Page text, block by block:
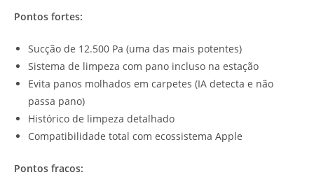
Pontos fortes:
Sucção de 12.500 Pa (uma das mais potentes)
Sistema de limpeza com pano incluso na estação
Evita panos molhados em carpetes (IA detecta e não
passa pano)
Histórico de limpeza detalhado
Compatibilidade total com ecossistema Apple
Pontos fracos: